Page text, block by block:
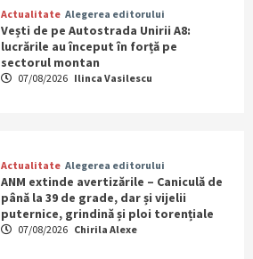
Actualitate Alegerea editorului
Vești de pe Autostrada Unirii A8:
lucrările au început în forță pe
sectorul montan
07/08/2026 Ilinca Vasilescu
Actualitate Alegerea editorului
ANM extinde avertizările – Caniculă de
până la 39 de grade, dar și vijelii
puternice, grindină și ploi torențiale
07/08/2026 Chirila Alexe